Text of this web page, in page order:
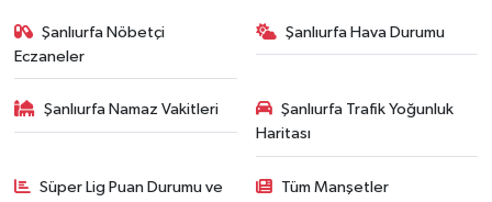
Şanlıurfa Nöbetçi
Eczaneler
Şanlıurfa Hava Durumu
Şanlıurfa Namaz Vakitleri
Şanlıurfa Trafik Yoğunluk
Haritası
Süper Lig Puan Durumu ve Tüm Manşetler